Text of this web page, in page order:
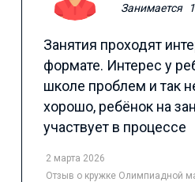
Занимается
Занятия проходят
формате. Интерес у
школе проблем и так
хорошо, ребёнок на
участвует в процессе
2 марта 2026
Отзыв о кружке Олимпиадной